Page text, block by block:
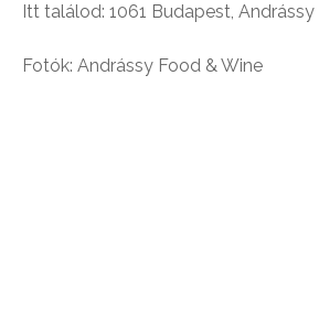
Itt találod: 1061 Budapest, Andrássy
Fotók: Andrássy Food & Wine